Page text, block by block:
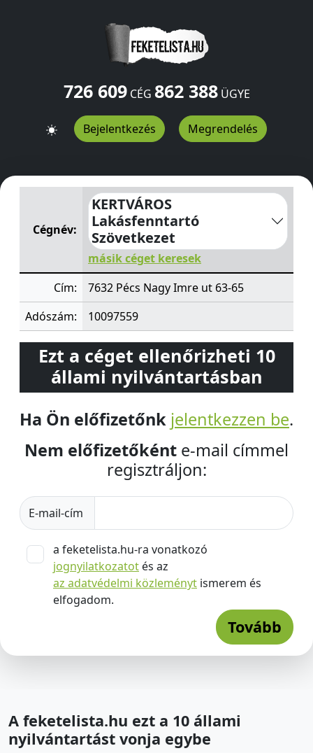
726 609CÉG 862 388ÜGYE
Bejelentkezés Megrendelés
KERTVÁROS Lakásfenntartó SzövetkezetNagy Imre ut
Cégnév:
KERTVÁROS
Lakásfenntartó
Szövetkezet
másik céget keresek
Cím:
7632 Pécs Nagy Imre ut 63-65
Adószám:
10097559
Ezt a céget ellenőrizheti 10
állami nyilvántartásban
Ha Ön előfizetőnk jelentkezzen be.
Nem előfizetőként e-mail címmel
regisztráljon:
E-mail-cím
a feketelista.hu-ra vonatkozó
jognyilatkozatot és az
az adatvédelmi közleményt ismerem és
elfogadom.
Tovább
A feketelista.hu ezt a 10 állami
nyilvántartást vonja egybe